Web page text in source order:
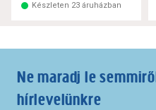
Készleten 23 áruházban
Ne maradj le
hírlevelünkre